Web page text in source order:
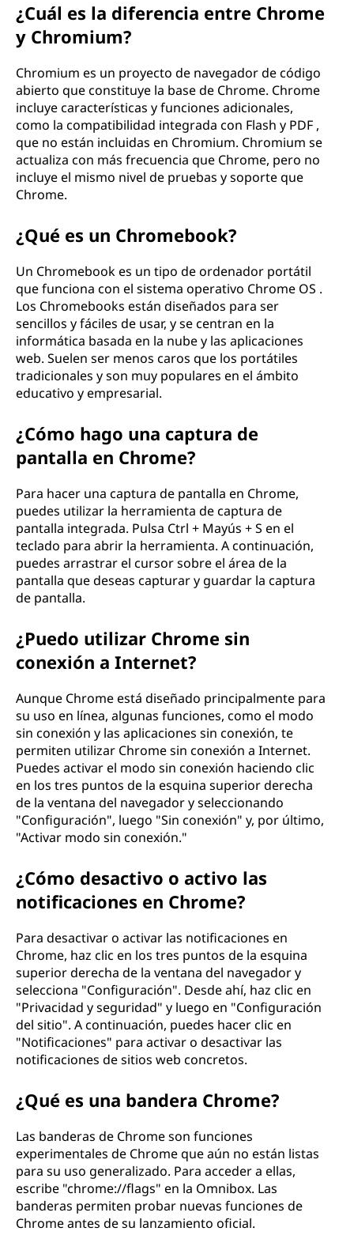
¿Cuál es la diferencia entre Chrome
y Chromium?
Chromium es un proyecto de navegador de código
abierto que constituye la base de Chrome. Chrome
incluye características y funciones adicionales,
como la compatibilidad integrada con Flash y PDF ,
que no están incluidas en Chromium. Chromium se
actualiza con más frecuencia que Chrome, pero no
incluye el mismo nivel de pruebas y soporte que
Chrome.
¿Qué es un Chromebook?
Un Chromebook es un tipo de ordenador portátil
que funciona con el sistema operativo Chrome OS .
Los Chromebooks están diseñados para ser
sencillos y fáciles de usar, y se centran en la
informática basada en la nube y las aplicaciones
web. Suelen ser menos caros que los portátiles
tradicionales y son muy populares en el ámbito
educativo y empresarial.
¿Cómo hago una captura de
pantalla en Chrome?
Para hacer una captura de pantalla en Chrome,
puedes utilizar la herramienta de captura de
pantalla integrada. Pulsa Ctrl + Mayús + S en el
teclado para abrir la herramienta. A continuación,
puedes arrastrar el cursor sobre el área de la
pantalla que deseas capturar y guardar la captura
de pantalla.
¿Puedo utilizar Chrome sin
conexión a Internet?
Aunque Chrome está diseñado principalmente para
su uso en línea, algunas funciones, como el modo
sin conexión y las aplicaciones sin conexión, te
permiten utilizar Chrome sin conexión a Internet.
Puedes activar el modo sin conexión haciendo clic
en los tres puntos de la esquina superior derecha
de la ventana del navegador y seleccionando
"Configuración", luego "Sin conexión" y, por último,
"Activar modo sin conexión."
¿Cómo desactivo o activo las
notificaciones en Chrome?
Para desactivar o activar las notificaciones en
Chrome, haz clic en los tres puntos de la esquina
superior derecha de la ventana del navegador y
selecciona "Configuración". Desde ahí, haz clic en
"Privacidad y seguridad" y luego en "Configuración
del sitio". A continuación, puedes hacer clic en
"Notificaciones" para activar o desactivar las
notificaciones de sitios web concretos.
¿Qué es una bandera Chrome?
Las banderas de Chrome son funciones
experimentales de Chrome que aún no están listas
para su uso generalizado. Para acceder a ellas,
escribe "chrome://flags" en la Omnibox. Las
banderas permiten probar nuevas funciones de
Chrome antes de su lanzamiento oficial.